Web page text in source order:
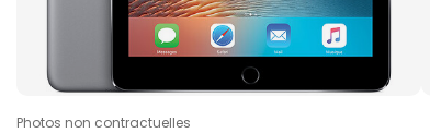
Photos non contractuelles